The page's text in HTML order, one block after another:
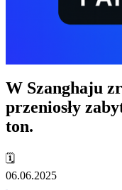
W Szanghaju
przeniosły
ton.
🗓️
06.06.2025